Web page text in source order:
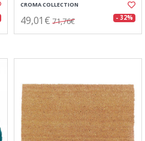
CROMA COLLECTION
49,01€ 71,76€ - 32%